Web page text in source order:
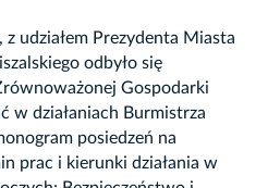
udziałem Prezydenta Miasta
odbyło się
Gospodarki
w działaniach Burmistrza
posiedzeń na
prac i kierunki działania w